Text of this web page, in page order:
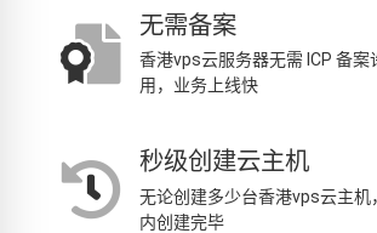
无需备案
香港vps云服务器无需 ICP 备案
用，业务上线快
秒级创建云主机
无论创建多少台香港vps云主机
内创建完毕